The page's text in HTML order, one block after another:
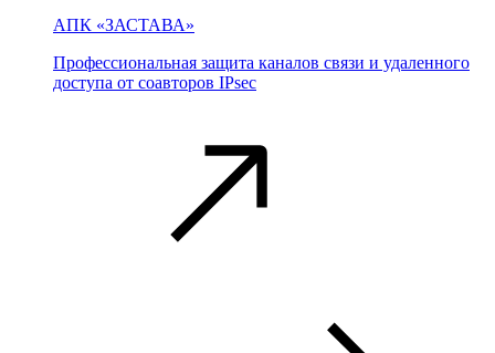
АПК «ЗАСТАВА»
Профессиональная защита каналов связи и удаленного
доступа от соавторов IPsec